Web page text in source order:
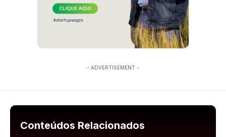
- ADVERTISEMENT -
Conteúdos Relacionados